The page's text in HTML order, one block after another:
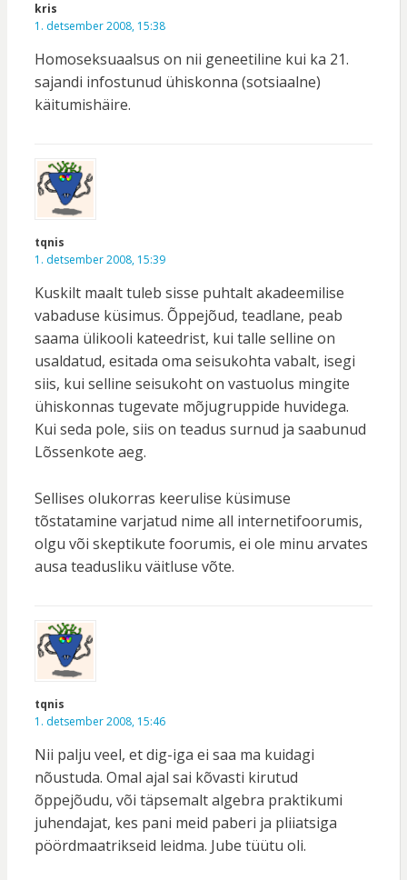
kris
1. detsember 2008, 15:38
Homoseksuaalsus on nii geneetiline kui ka 21.
sajandi infostunud ühiskonna (sotsiaalne)
käitumishäire.
tqnis
1. detsember 2008, 15:39
Kuskilt maalt tuleb sisse puhtalt akadeemilise
vabaduse küsimus. Õppejõud, teadlane, peab
saama ülikooli kateedrist, kui talle selline on
usaldatud, esitada oma seisukohta vabalt, isegi
siis, kui selline seisukoht on vastuolus mingite
ühiskonnas tugevate mõjugruppide huvidega.
Kui seda pole, siis on teadus surnud ja saabunud
Lõssenkote aeg.
Sellises olukorras keerulise küsimuse
tõstatamine varjatud nime all internetifoorumis,
olgu või skeptikute foorumis, ei ole minu arvates
ausa teadusliku väitluse võte.
tqnis
1. detsember 2008, 15:46
Nii palju veel, et dig-iga ei saa ma kuidagi
nõustuda. Omal ajal sai kõvasti kirutud
õppejõudu, või täpsemalt algebra praktikumi
juhendajat, kes pani meid paberi ja pliiatsiga
pöördmaatrikseid leidma. Jube tüütu oli.